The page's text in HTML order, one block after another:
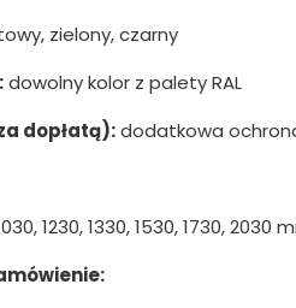
zielony, czarny
dowolny kolor z palety RAL
dopłatą):dodatkowa
1230, 1330, 1530, 1730, 2030